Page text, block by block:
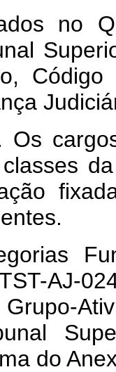
no
Os
AJ-
do